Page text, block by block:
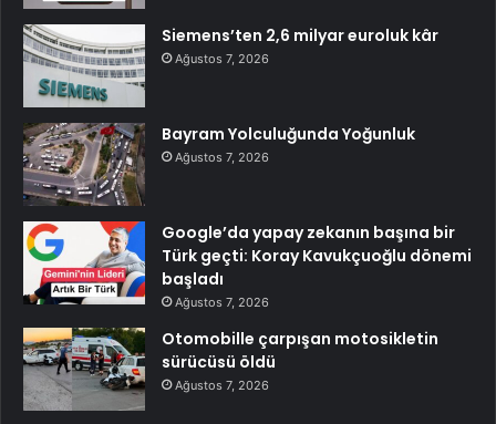
Siemens’ten 2,6 milyar euroluk kâr
Ağustos 7, 2026
Bayram Yolculuğunda Yoğunluk
Ağustos 7, 2026
Google’da yapay zekanın başına bir
Türk geçti: Koray Kavukçuoğlu dönemi
başladı
Ağustos 7, 2026
Otomobille çarpışan motosikletin
sürücüsü öldü
Ağustos 7, 2026